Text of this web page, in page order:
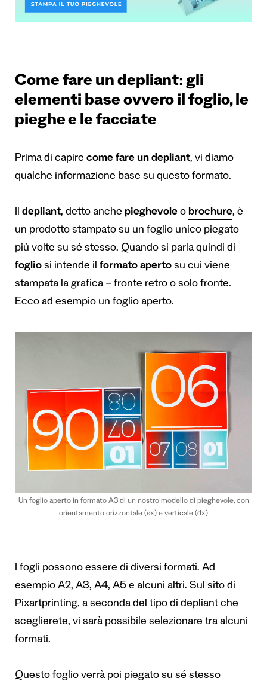
Come fare un depliant: gli
elementi base ovvero il foglio, le
pieghe e le facciate
Prima di capire come fare un depliant, vi diamo
qualche informazione base su questo formato.
Il depliant, detto anche pieghevole o brochure, è
un prodotto stampato su un foglio unico piegato
più volte su sé stesso. Quando si parla quindi di
foglio si intende il formato aperto su cui viene
stampata la grafica – fronte retro o solo fronte.
Ecco ad esempio un foglio aperto.
Un foglio aperto in formato A3 di un nostro modello di pieghevole, con
orientamento orizzontale (sx) e verticale (dx)
I fogli possono essere di diversi formati. Ad
esempio A2, A3, A4, A5 e alcuni altri. Sul sito di
Pixartprinting, a seconda del tipo di depliant che
sceglierete, vi sarà possibile selezionare tra alcuni
formati.
Questo foglio verrà poi piegato su sé stesso